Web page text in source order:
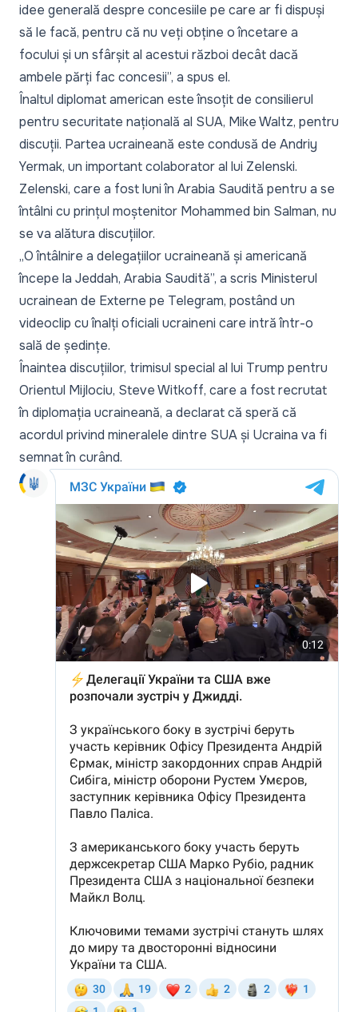
idee generală despre concesiile pe care ar fi dispuși
să le facă, pentru că nu veți obține o încetare a
focului și un sfârșit al acestui război decât dacă
ambele părți fac concesii”, a spus el.
Înaltul diplomat american este însoțit de consilierul
pentru securitate națională al SUA, Mike Waltz, pentru
discuții. Partea ucraineană este condusă de Andriy
Yermak, un important colaborator al lui Zelenski.
Zelenski, care a fost luni în Arabia Saudită pentru a se
întâlni cu prințul moștenitor Mohammed bin Salman, nu
se va alătura discuțiilor.
„O întâlnire a delegațiilor ucraineană și americană
începe la Jeddah, Arabia Saudită”, a scris Ministerul
ucrainean de Externe pe Telegram, postând un
videoclip cu înalți oficiali ucraineni care intră într-o
sală de ședințe.
Înaintea discuțiilor, trimisul special al lui Trump pentru
Orientul Mijlociu, Steve Witkoff, care a fost recrutat
în diplomația ucraineană, a declarat că speră că
acordul privind mineralele dintre SUA și Ucraina va fi
semnat în curând.